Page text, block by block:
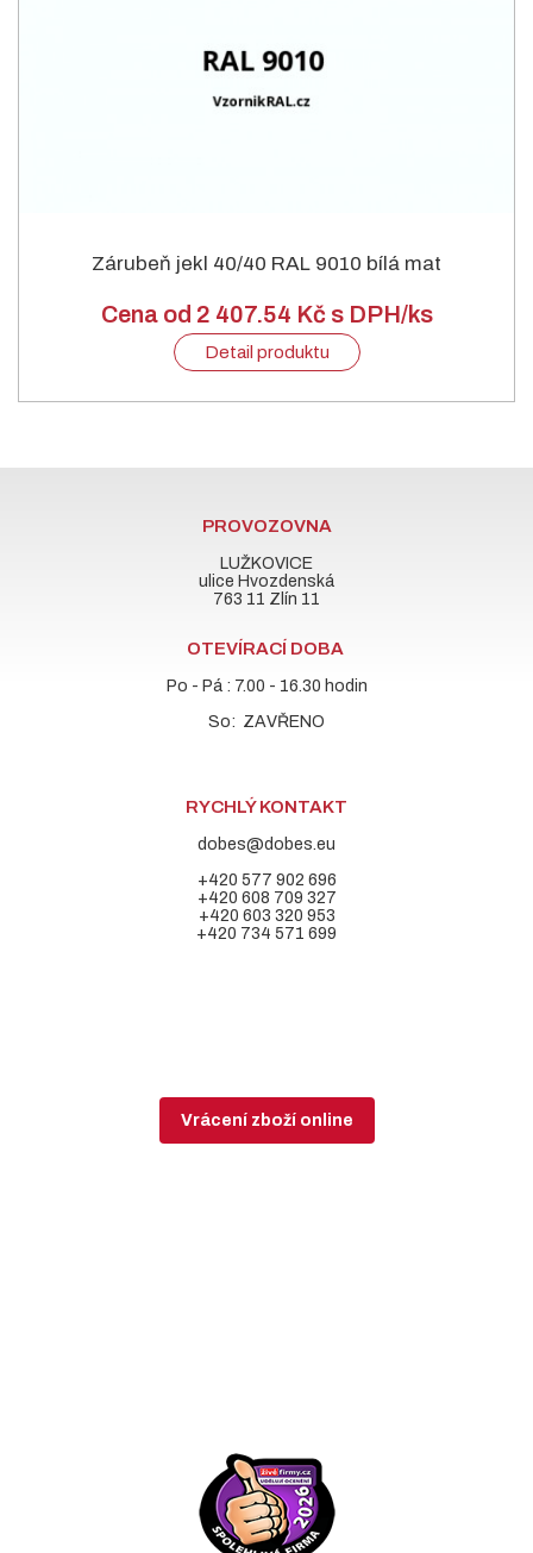
Zárubeň jekl 40/40 RAL 9010 bílá mat
Cena od 2 407.54 Kč s DPH/ks
Detail produktu
PROVOZOVNA
LUŽKOVICE
ulice Hvozdenská
763 11 Zlín 11
OTEVÍRACÍ DOBA
Po - Pá : 7.00 - 16.30 hodin
So: ZAVŘENO
RYCHLÝ KONTAKT
dobes@dobes.eu
+420 577 902 696
+420 608 709 327
+420 603 320 953
+420 734 571 699
Vrácení zboží online